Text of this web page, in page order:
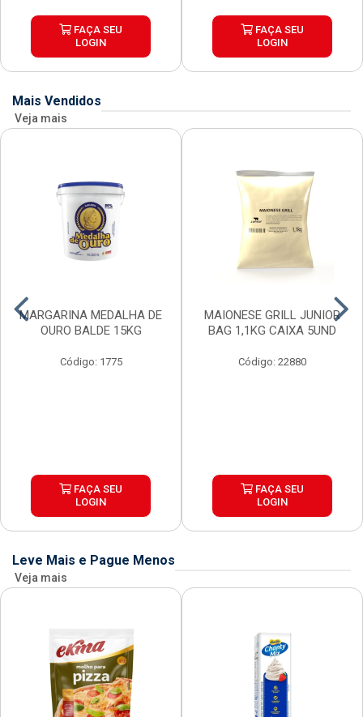
FAÇA SEU
LOGIN
FAÇA SEU
LOGIN
Mais Vendidos
Veja mais
MARGARINA MEDALHA DE
OURO BALDE 15KG
Código: 1775
FAÇA SEU
LOGIN
MAIONESE GRILL JUNIOR
BAG 1,1KG CAIXA 5UND
Código: 22880
FAÇA SEU
LOGIN
Leve Mais e Pague Menos
Veja mais